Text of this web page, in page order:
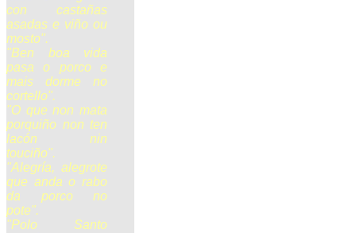
con castañas
asadas e viño ou
mosto".
"Ben boa vida
pasa o porco e
mais dorme no
cortello".
"O que non mata
porquiño non ten
lacón nin
touciño".
"Alegría, alegrote
que anda o rabo
da porco no
pote".
"Polo Santo